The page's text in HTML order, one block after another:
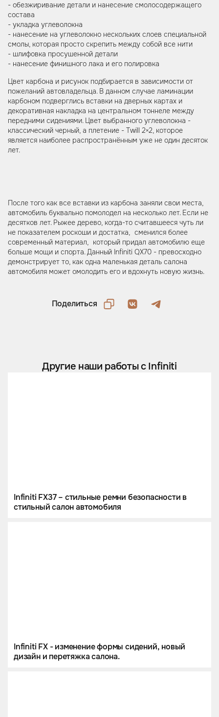
- обезжиривание детали и нанесение смолосодержащего
состава
- укладка углеволокна
- нанесение на углеволокно нескольких слоев специальной
смолы, которая просто скрепить между собой все нити
- шлифовка просушенной детали
- нанесение финишного лака и его полировка
Цвет карбона и рисунок подбирается в зависимости от
пожеланий автовладельца. В данном случае ламинации
карбоном подверглись вставки на дверных картах и
декоративная накладка на центральном тоннеле между
передними сидениями. Цвет выбранного углеволокна -
классический черный, а плетение - Twill 2×2, которое
является наиболее распространённым уже не один десяток
лет.
После того как все вставки из карбона заняли свои места,
автомобиль буквально помолодел на несколько лет. Если не
десятков лет. Рыжее дерево, когда-то считавшееся чуть ли
не показателем роскоши и достатка, сменился более
современный материал, который придал автомобилю еще
больше мощи и спорта. Данный Infiniti QX70 - превосходно
демонстрирует то, как одна маленькая деталь салона
автомобиля может омолодить его и вдохнуть новую жизнь.
Поделиться
Другие наши работы с Infiniti
Infiniti FX37 – стильные ремни безопасности в
стильный салон автомобиля
Infiniti FX - изменение формы сидений, новый
дизайн и перетяжка салона.